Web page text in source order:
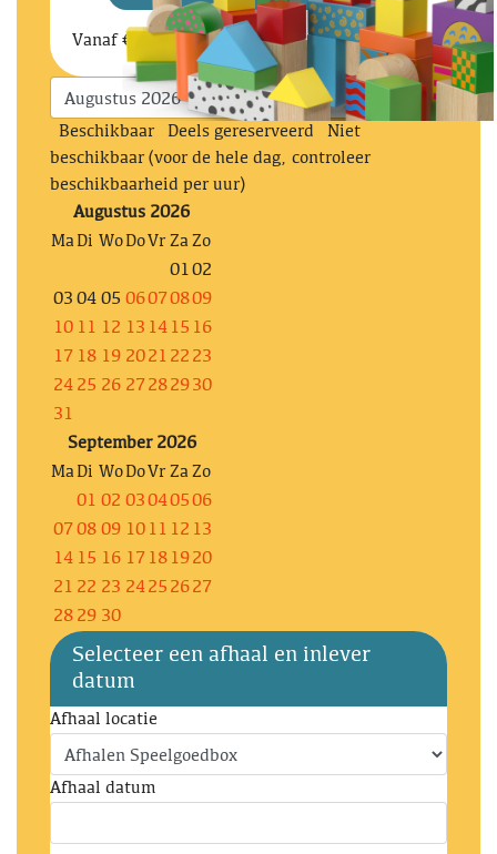
Vanaf € 5.95
Beschikbaar Deels gereserveerd
Niet
beschikbaar (voor de hele dag, controleer
beschikbaarheid per uur)
Augustus 2026
MaDi WoDoVr ZaZo
0102
03 04 05 06070809
10 11 12 13 14 15 16
17 18 19 2021 22 23
24 25 26 27 282930
31
September 2026
MaDi WoDoVr ZaZo
01 02 03040506
07 08 09 10 11 12 13
14 15 16 17 18 1920
21 22 23 2425 2627
28 29 30
Selecteer een afhaal en inlever
datum
Afhaal locatie
Afhaal datum